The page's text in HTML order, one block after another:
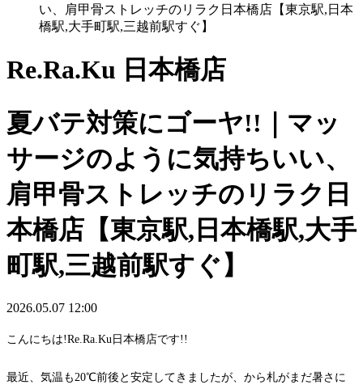
い、肩甲骨ストレッチのリラク日本橋店【東京駅,日本
橋駅,大手町駅,三越前駅すぐ】
Re.Ra.Ku 日本橋店
夏バテ対策にゴーヤ!!｜マッ
サージのように気持ちいい、
肩甲骨ストレッチのリラク日
本橋店【東京駅,日本橋駅,大手
町駅,三越前駅すぐ】
2026.05.07 12:00
こんにちは!Re.Ra.Ku日本橋店です!!
最近、気温も20℃前後と安定してきましたが、から札がまだ暑さに